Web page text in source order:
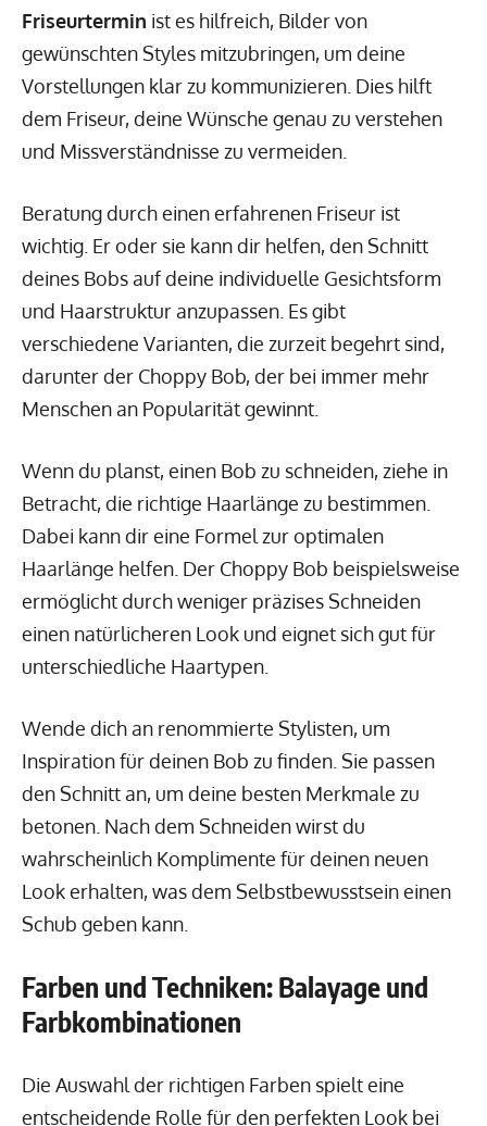
Friseurtermin ist es hilfreich, Bilder von
gewünschten Styles mitzubringen, um deine
Vorstellungen klar zu kommunizieren. Dies hilft
dem Friseur, deine Wünsche genau zu verstehen
und Missverständnisse zu vermeiden.
Beratung durch einen erfahrenen Friseur ist
wichtig. Er oder sie kann dir helfen, den Schnitt
deines Bobs auf deine individuelle Gesichtsform
und Haarstruktur anzupassen. Es gibt
verschiedene Varianten, die zurzeit begehrt sind,
darunter der Choppy Bob, der bei immer mehr
Menschen an Popularität gewinnt.
Wenn du planst, einen Bob zu schneiden, ziehe in
Betracht, die richtige Haarlänge zu bestimmen.
Dabei kann dir eine Formel zur optimalen
Haarlänge helfen. Der Choppy Bob beispielsweise
ermöglicht durch weniger präzises Schneiden
einen natürlicheren Look und eignet sich gut für
unterschiedliche Haartypen.
Wende dich an renommierte Stylisten, um
Inspiration für deinen Bob zu finden. Sie passen
den Schnitt an, um deine besten Merkmale zu
betonen. Nach dem Schneiden wirst du
wahrscheinlich Komplimente für deinen neuen
Look erhalten, was dem Selbstbewusstsein einen
Schub geben kann.
Farben und Techniken: Balayage und
Farbkombinationen
Die Auswahl der richtigen Farben spielt eine
entscheidende Rolle für den perfekten Look bei